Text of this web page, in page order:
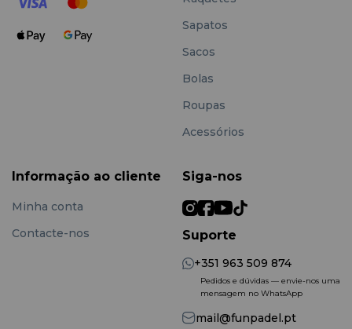
Sapatos
Sacos
Bolas
Roupas
Acessórios
Informação ao cliente
Minha conta
Contacte-nos
Siga-nos
Suporte
+351 963 509 874
Pedidos e dúvidas — envie-nos uma
mensagem no WhatsApp
mail@funpadel.pt